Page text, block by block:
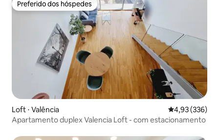
Preferido dos hóspedes
Preferido dos hóspedes
Loft ⋅ Valência 4,93 de uma
4,93 (336)
Apartamento duplex Valencia Loft - com estacionamento